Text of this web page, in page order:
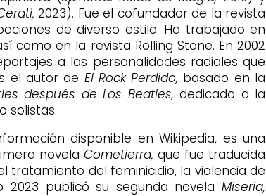
2023). Fue el cofundador de la revista
de diverso estilo. Ha trabajado en
como en la revista Rolling Stone. En 2002
a las personalidades radiales que
el autor de El Rock Perdido, basado en la
después de Los Beatles, dedicado a la
solistas.
disponible en Wikipedia, es una
novela Cometierra, que fue traducida
tratamiento del feminicidio, la violencia de
2023 publicó su segunda novelaMiseria,